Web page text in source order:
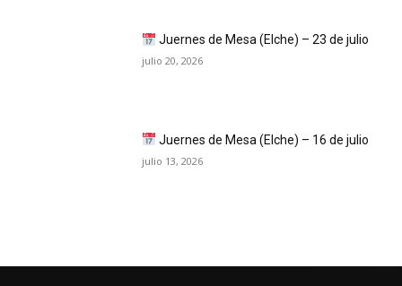
Juernes de Mesa (Elche) – 23 de julio
julio 20, 2026
Juernes de Mesa (Elche) – 16 de julio
julio 13, 2026